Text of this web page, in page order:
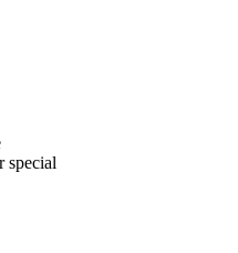
special